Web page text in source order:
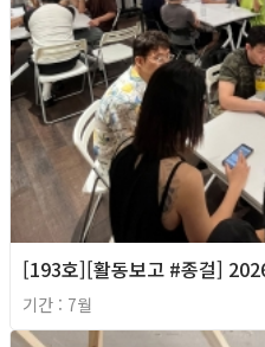
[193호][활동보고 #종걸]
기간 : 7월